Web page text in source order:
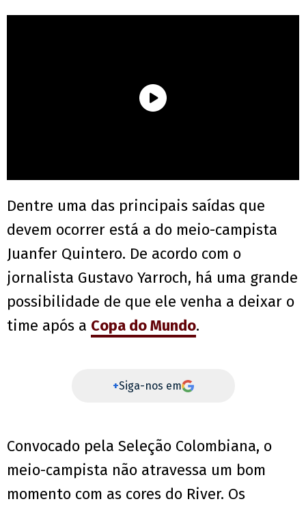
Dentre uma das principais saídas que
devem ocorrer está a do meio-campista
Juanfer Quintero. De acordo com o
jornalista Gustavo Yarroch, há uma grande
possibilidade de que ele venha a deixar o
time após a Copa do Mundo.
+Siga-nos em
Convocado pela Seleção Colombiana, o
meio-campista não atravessa um bom
momento com as cores do River. Os